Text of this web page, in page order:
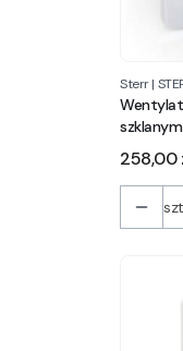
Sterr|
Cena
258,00